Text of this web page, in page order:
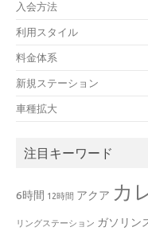
入会方法
利用スタイル
料金体系
新規ステーション
車種拡大
注目キーワード
6時間 12時間 アクア カ
リングステーション ガソリン